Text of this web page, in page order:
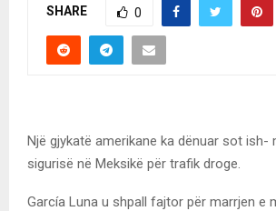
SHARE 0
Një gjykatë amerikane ka dënuar sot ish-
sigurisë në Meksikë për trafik droge.
García Luna u shpall fajtor për marrjen e